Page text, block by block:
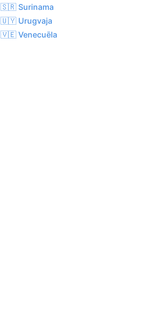
🇸🇷 Surinama
🇺🇾 Urugvaja
🇻🇪 Venecuēla